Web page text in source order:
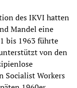
des IKVI hatten
Mandel eine
bis 1963 führte
von den
Socialist Workers